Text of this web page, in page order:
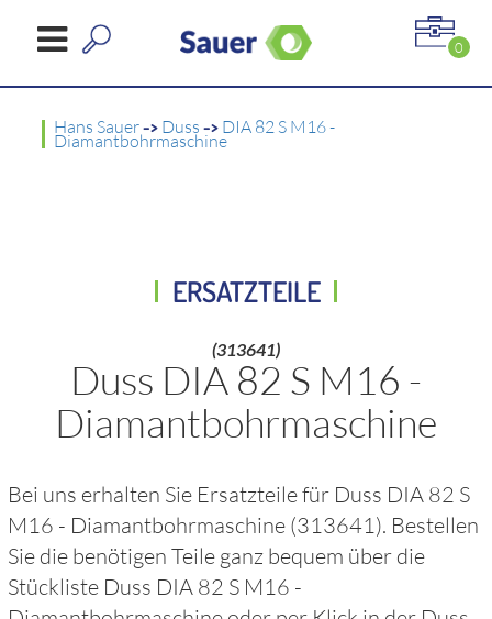
0
Hans Sauer-> Duss -> DIA 82 S M16 -
Diamantbohrmaschine
ERSATZTEILE
(313641)
Duss DIA 82 S M16 -
Diamantbohrmaschine
Bei uns erhalten Sie Ersatzteile für Duss DIA 82 S
M16 - Diamantbohrmaschine (313641). Bestellen
Sie die benötigen Teile ganz bequem über die
Stückliste Duss DIA 82 S M16 -